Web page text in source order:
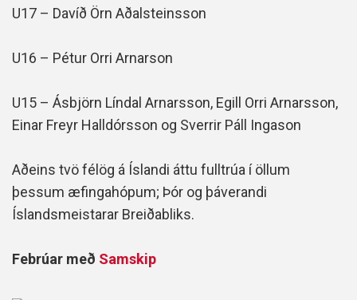
U17 – Davíð Örn Aðalsteinsson
U16 – Pétur Orri Arnarson
U15 – Ásbjörn Líndal Arnarsson, Egill Orri Arnarsson,
Einar Freyr Halldórsson og Sverrir Páll Ingason
Aðeins tvö félög á Íslandi áttu fulltrúa í öllum
þessum æfingahópum; Þór og þáverandi
Íslandsmeistarar Breiðabliks.
Febrúar með Samskip